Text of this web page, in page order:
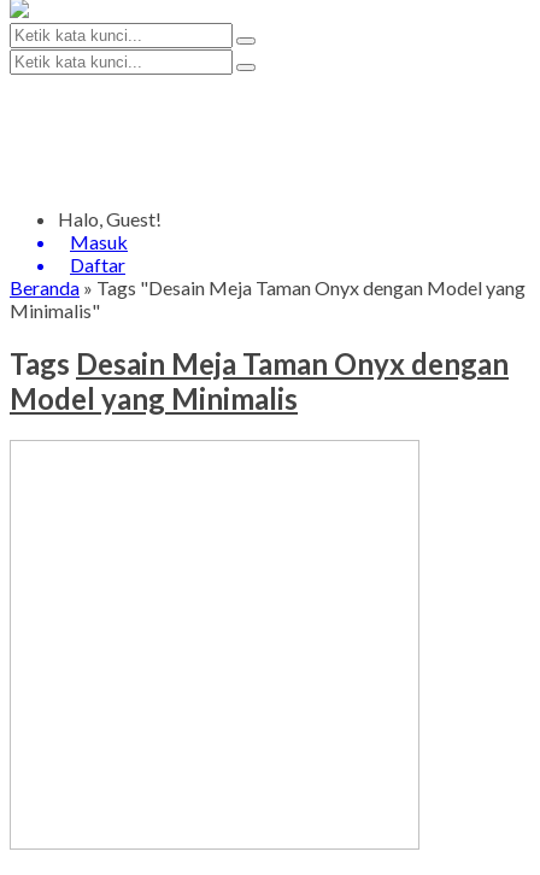
Halo, Guest!
Masuk
Daftar
Beranda » Tags "Desain Meja Taman Onyx dengan Model yang
Minimalis"
Tags Desain Meja Taman Onyx dengan
Model yang Minimalis